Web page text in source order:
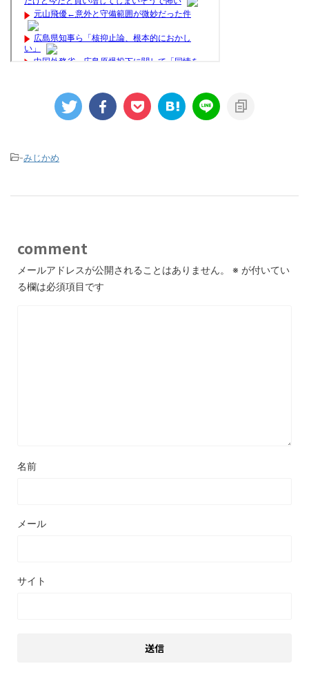
-みじかめ
comment
メールアドレスが公開されることはありません。 ※ が付いてい
る欄は必須項目です
名前
メール
サイト